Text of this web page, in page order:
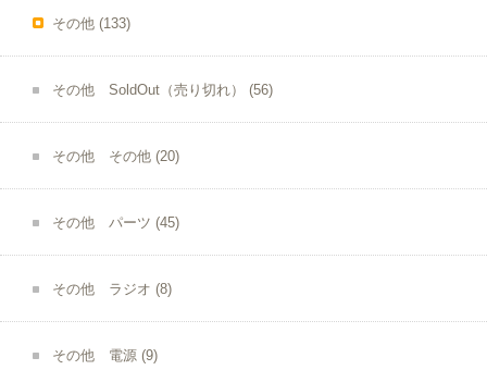
その他 (133)
その他 SoldOut（売り切れ） (56)
その他 その他 (20)
その他 パーツ (45)
その他 ラジオ (8)
その他 電源 (9)